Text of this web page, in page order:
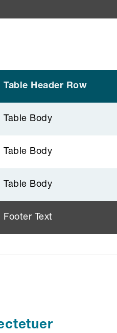
Table Header Row
Table Body
Table Body
Table Body
Footer Text